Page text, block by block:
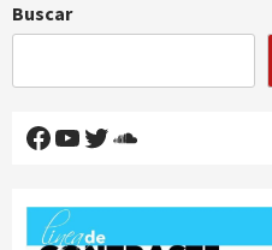
Buscar
Facebook
YouTube
Twitter
SoundCloud